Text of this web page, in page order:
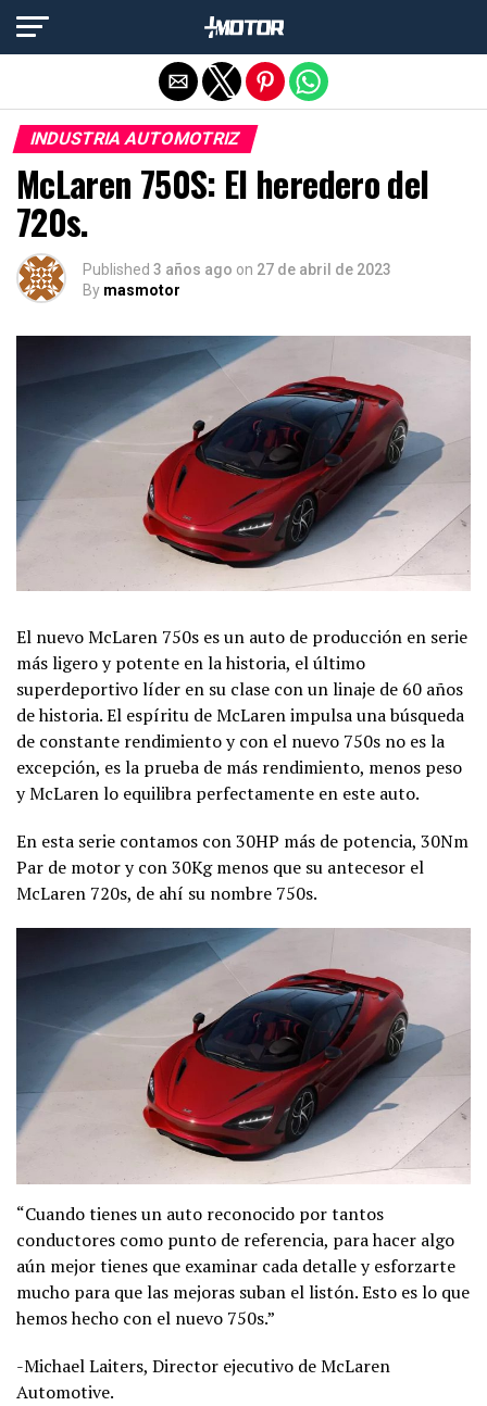
INDUSTRIA AUTOMOTRIZ
McLaren 750S: El heredero del
720s.
Published 3 años ago on 27 de abril de 2023
By masmotor
El nuevo McLaren 750s es un auto de producción en serie
más ligero y potente en la historia, el último
superdeportivo líder en su clase con un linaje de 60 años
de historia. El espíritu de McLaren impulsa una búsqueda
de constante rendimiento y con el nuevo 750s no es la
excepción, es la prueba de más rendimiento, menos peso
y McLaren lo equilibra perfectamente en este auto.
En esta serie contamos con 30HP más de potencia, 30Nm
Par de motor y con 30Kg menos que su antecesor el
McLaren 720s, de ahí su nombre 750s.
“Cuando tienes un auto reconocido por tantos
conductores como punto de referencia, para hacer algo
aún mejor tienes que examinar cada detalle y esforzarte
mucho para que las mejoras suban el listón. Esto es lo que
hemos hecho con el nuevo 750s.”
-Michael Laiters, Director ejecutivo de McLaren
Automotive.
Salir de la versión móvil